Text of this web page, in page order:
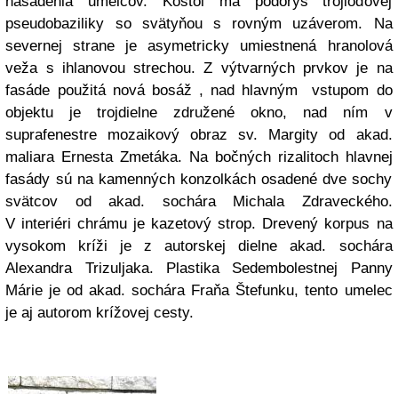
pseudobaziliky so svätyňou s rovným uzáverom. Na
severnej strane je asymetricky umiestnená hranolová
veža s ihlanovou strechou. Z výtvarných prvkov je na
fasáde použitá nová bosáž , nad hlavným vstupom do
objektu je trojdielne združené okno, nad ním v
suprafenestre mozaikový obraz sv. Margity od akad.
maliara Ernesta Zmetáka. Na bočných rizalitoch hlavnej
fasády sú na kamenných konzolkách osadené dve sochy
svätcov od akad. sochára Michala Zdraveckého.
V interiéri chrámu je kazetový strop. Drevený korpus na
vysokom kríži je z autorskej dielne akad. sochára
Alexandra Trizuljaka. Plastika Sedembolestnej Panny
Márie je od akad. sochára Fraňa Štefunku, tento umelec
je aj autorom krížovej cesty.